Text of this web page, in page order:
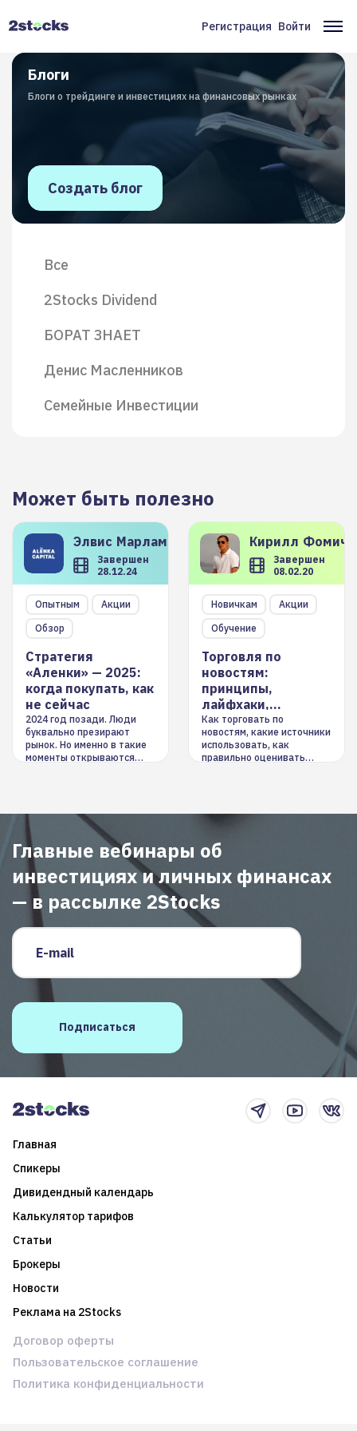
содержанию
Меню
учётной
записи
пользователя
Регистрация Войти
Блоги
Блоги о трейдинге и инвестициях на финансовых рынках
Создать блог
Все
2Stocks Dividend
БОРАТ ЗНАЕТ
Денис Масленников
Семейные Инвестиции
Может быть полезно
Элвис Марламов
Завершен
28.12.24
Опытным
Акции
Обзор
Стратегия
«Аленки» — 2025:
когда покупать, как
не сейчас
2024 год позади. Люди
буквально презирают
рынок. Но именно в такие
моменты открываются
Кирилл
Завершен
08.02.20
Новичкам
Акции
Обучение
Торговля по
новостям:
принципы,
лайфхаки,
инструменты
Как торговать по
новостям, какие источники
использовать, как
правильно оценивать
Главные вебинары об
инвестициях и личных финансах
— в рассылке 2Stocks
Email
Главная
Спикеры
Дивидендный календарь
Калькулятор тарифов
Статьи
Брокеры
Новости
Реклама на 2Stocks
Договор оферты
Пользовательское соглашение
Политика конфиденциальности